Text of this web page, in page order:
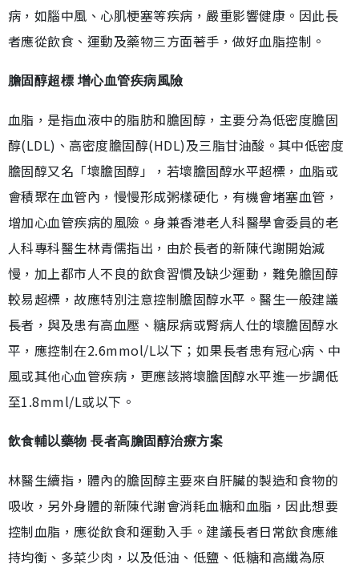
病，如腦中風、心肌梗塞等疾病，嚴重影響健康。因此長
者應從飲食、運動及藥物三方面著手，做好血脂控制。
膽固醇超標 增心血管疾病風險
血脂，是指血液中的脂肪和膽固醇，主要分為低密度膽固
醇(LDL)、高密度膽固醇(HDL)及三脂甘油酸。其中低密度
膽固醇又名「壞膽固醇」，若壞膽固醇水平超標，血脂或
會積聚在血管內，慢慢形成粥樣硬化，有機會堵塞血管，
增加心血管疾病的風險。身兼香港老人科醫學會委員的老
人科專科醫生林青儒指出，由於長者的新陳代謝開始減
慢，加上都市人不良的飲食習慣及缺少運動，難免膽固醇
較易超標，故應特別注意控制膽固醇水平。醫生一般建議
長者，與及患有高血壓、糖尿病或腎病人仕的壞膽固醇水
平，應控制在2.6mmol/L以下；如果長者患有冠心病、中
風或其他心血管疾病，更應該將壞膽固醇水平進一步調低
至1.8mml/L或以下。
飲食輔以藥物 長者高膽固醇治療方案
林醫生續指，體內的膽固醇主要來自肝臟的製造和食物的
吸收，另外身體的新陳代謝會消耗血糖和血脂，因此想要
控制血脂，應從飲食和運動入手。建議長者日常飲食應維
持均衡、多菜少肉，以及低油、低鹽、低糖和高纖為原